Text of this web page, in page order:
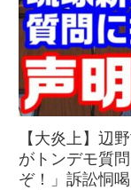
【大炎上】辺
がトンデモ質
ぞ！」訴訟恫